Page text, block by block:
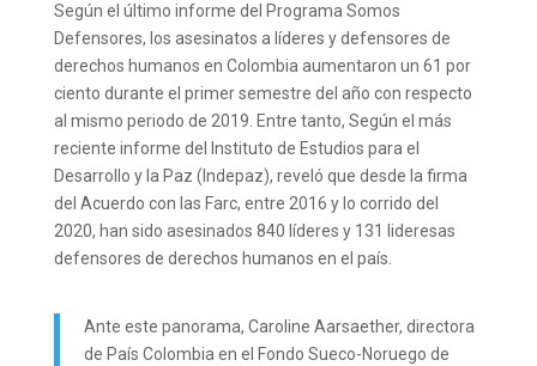
Según el último informe del Programa Somos
Defensores, los asesinatos a líderes y defensores de
derechos humanos en Colombia aumentaron un 61 por
ciento durante el primer semestre del año con respecto
al mismo periodo de 2019. Entre tanto, Según el más
reciente informe del Instituto de Estudios para el
Desarrollo y la Paz (Indepaz), reveló que desde la firma
del Acuerdo con las Farc, entre 2016 y lo corrido del
2020, han sido asesinados 840 líderes y 131 lideresas
defensores de derechos humanos en el país.
Ante este panorama, Caroline Aarsaether, directora
de País Colombia en el Fondo Sueco-Noruego de